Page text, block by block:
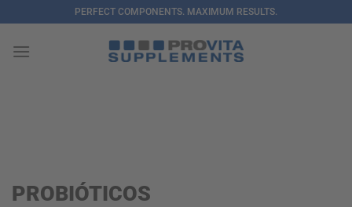
al
contenido
PERFECT COMPONENTS. MAXIMUM RESULTS.
PROBIÓTICOS